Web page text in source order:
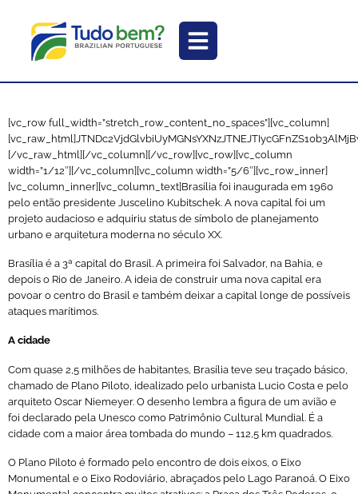
[vc_row full_width=”stretch_row_content_no_spaces”][vc_column]
[/vc_raw_html][/vc_column][/vc_row][vc_row][vc_column
width=”1/12″][/vc_column][vc_column width=”5/6″][vc_row_inner]
[vc_column_inner][vc_column_text]Brasília foi inaugurada em 1960
pelo então presidente Juscelino Kubitschek. A nova capital foi um
projeto audacioso e adquiriu status de símbolo de planejamento
urbano e arquitetura moderna no século XX.
Brasília é a 3ª capital do Brasil. A primeira foi Salvador, na Bahia, e
depois o Rio de Janeiro. A ideia de construir uma nova capital era
povoar o centro do Brasil e também deixar a capital longe de possíveis
ataques marítimos.
A cidade
Com quase 2,5 milhões de habitantes, Brasília teve seu traçado básico,
chamado de Plano Piloto, idealizado pelo urbanista Lucio Costa e pelo
arquiteto Oscar Niemeyer. O desenho lembra a figura de um avião e
foi declarado pela Unesco como Patrimônio Cultural Mundial. É a
cidade com a maior área tombada do mundo – 112,5 km quadrados.
O Plano Piloto é formado pelo encontro de dois eixos, o Eixo
Monumental e o Eixo Rodoviário, abraçados pelo Lago Paranoá. O Eixo